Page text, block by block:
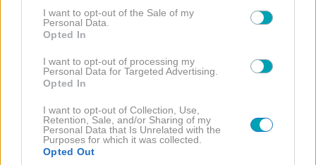
consent section.
I want to opt-out of the Sale of my
Personal Data.
Opted In
I want to opt-out of processing my
Personal Data for Targeted Advertising.
Opted In
I want to opt-out of Collection, Use,
Retention, Sale, and/or Sharing of my
Personal Data that Is Unrelated with the
Purposes for which it was collected.
Opted Out
Υλικά:
1 κιλό ζάχαρη
Λίγα φύλλα αρμπαρόριζας